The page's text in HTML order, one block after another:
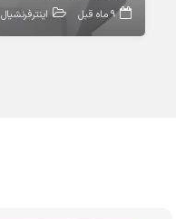
9 ماه قبل اینترفرنشیال